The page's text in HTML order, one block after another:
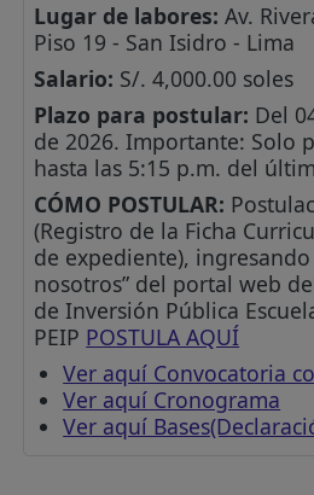
Lugar de labores: Av.
Piso 19 - San Isidro - Lima
Salario: S/. 4,000.00 soles
Plazo para postular: Del
de 2026. Importante: Solo
hasta las 5:15 p.m. del
CÓMO POSTULAR:
(Registro de la Ficha
de expediente), ingresando
nosotros” del portal web
de Inversión Pública
PEIP POSTULA AQUÍ
Ver aquí Convocatoria
Ver aquí Cronograma
Ver aquí